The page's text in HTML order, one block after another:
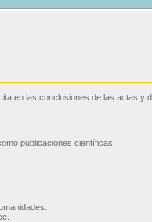
en las conclusiones de las actas y
publicaciones científicas.